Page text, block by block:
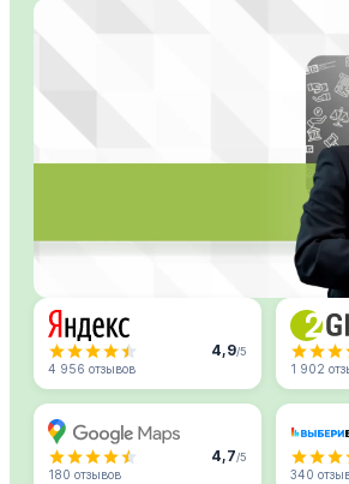
4,9/5
4 956 отзывов 1 902
4,7/5
180 отзывов 340